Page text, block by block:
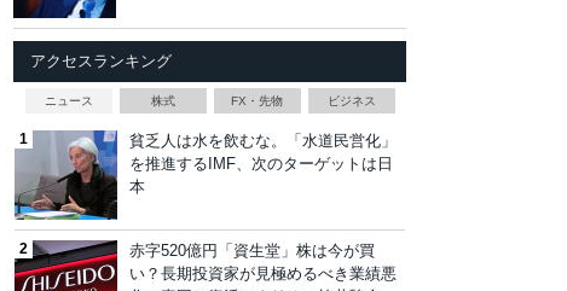
アクセスランキング
ニュース 株式 FX・先物 ビジネス
貧乏人は水を飲むな。「水道民営化」
を推進するIMF、次のターゲットは日
本
赤字520億円「資生堂」株は今が買
い？長期投資家が見極めるべき業績悪